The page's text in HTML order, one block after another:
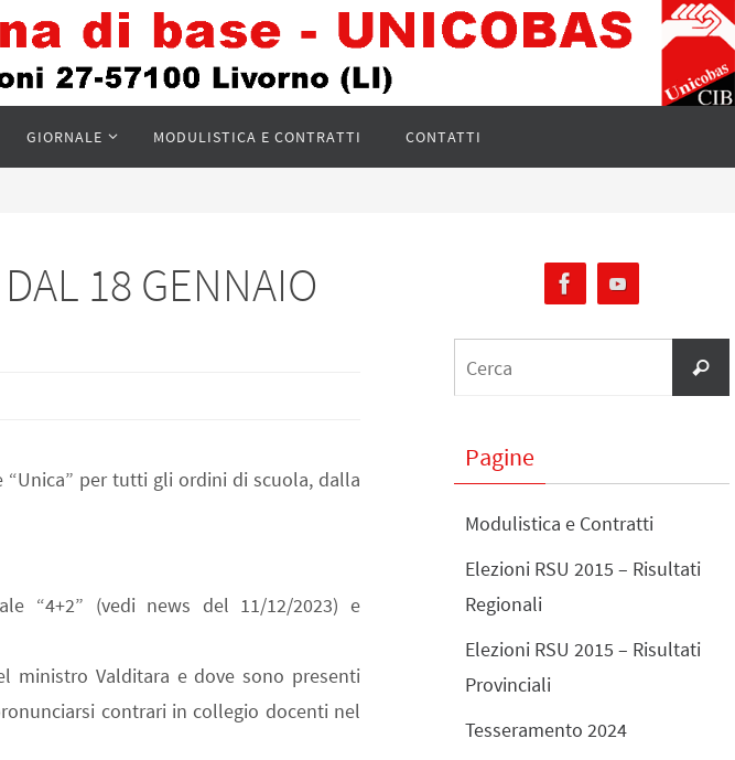
GIORNALE MODULISTICA E CONTRATTI CONTATTI
18 GENNAIO
per tutti gli ordini di scuola, dalla
“4+2” (vedi news del 11/12/2023) e
Valditara e dove sono presenti
contrari in collegio docenti nel
Pagine
Modulistica e Contratti
Elezioni RSU 2015 – Risultati
Regionali
Elezioni RSU 2015 – Risultati
Provinciali
Tesseramento 2024